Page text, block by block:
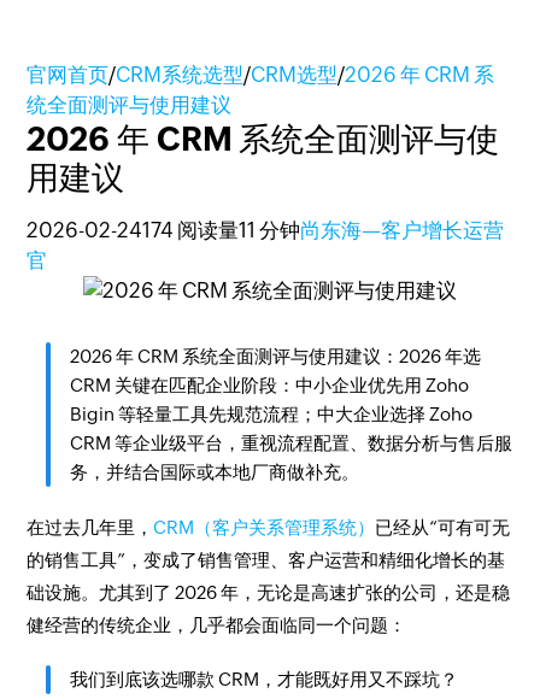
官网首页/CRM系统选型/CRM选型/2026 年 CRM 系
统全面测评与使用建议
2026 年 CRM 系统全面测评与使
用建议
2026-02-24174 阅读量11 分钟尚东海—客户增长运营
官
2026 年 CRM 系统全面测评与使用建议：2026 年选
CRM 关键在匹配企业阶段：中小企业优先用 Zoho
Bigin 等轻量工具先规范流程；中大企业选择 Zoho
CRM 等企业级平台，重视流程配置、数据分析与售后服
务，并结合国际或本地厂商做补充。
在过去几年里，CRM（客户关系管理系统） 已经从“可有可无
的销售工具”，变成了销售管理、客户运营和精细化增长的基
础设施。尤其到了 2026 年，无论是高速扩张的公司，还是稳
健经营的传统企业，几乎都会面临同一个问题：
我们到底该选哪款 CRM，才能既好用又不踩坑？